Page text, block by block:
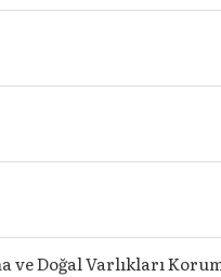
ve Doğal Varlıkları